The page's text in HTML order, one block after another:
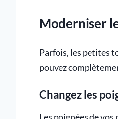
Moderniser
Parfois, les petites
pouvez
Changez les
Les poignées de